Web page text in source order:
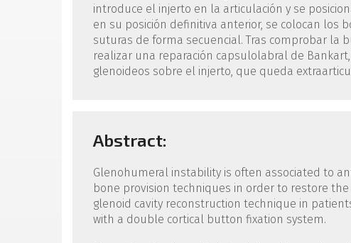
introduce el injerto en la articulación y se
en su posición definitiva anterior, se colocan los
suturas de forma secuencial. Tras comprobar la
realizar una reparación capsulolabral de
glenoideos sobre el injerto, que queda
Abstract:
Glenohumeral instability is often associated to
bone provision techniques in order to restore
glenoid cavity reconstruction technique in
with a double cortical button fixation system.